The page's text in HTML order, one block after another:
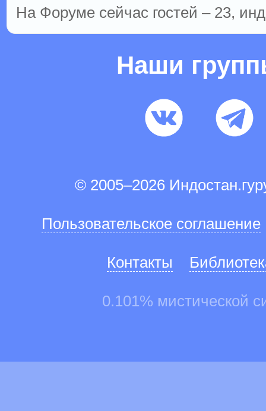
На Форуме сейчас гостей – 23,
Наши
© 2005–2026
Пользовательское соглашение
Контакты
0.101% мистической